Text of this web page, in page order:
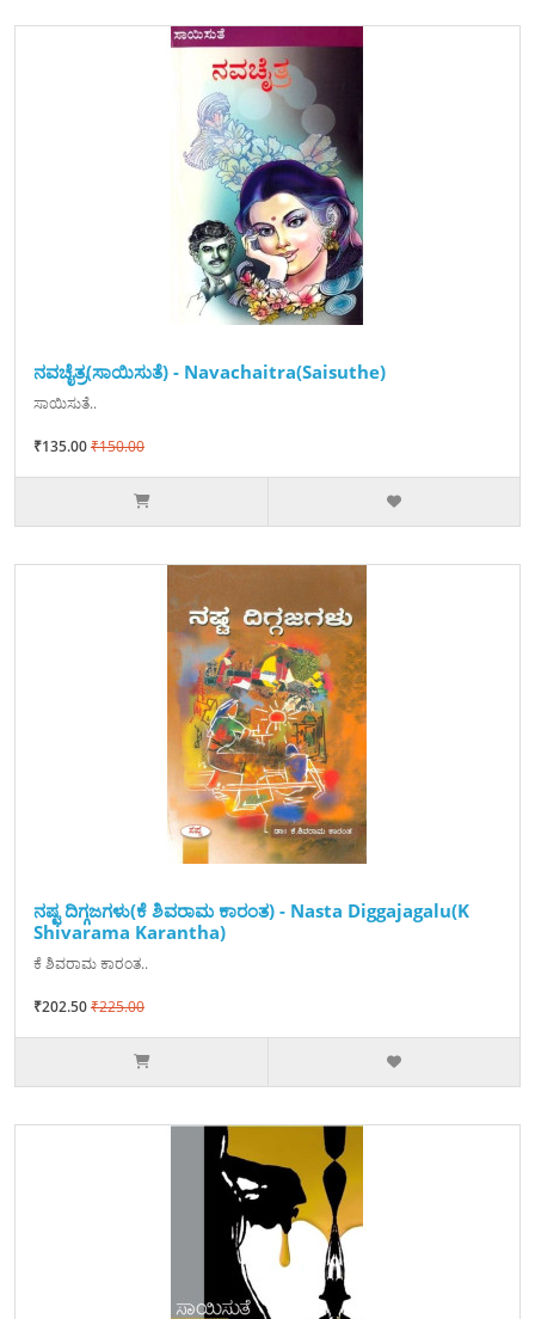
ನವಚೈತ್ರ(ಸಾಯಿಸುತೆ) - Navachaitra(Saisuthe)
ಸಾಯಿಸುತೆ..
₹135.00₹150.00
ನಷ್ಟ ದಿಗ್ಗಜಗಳು(ಕೆ ಶಿವರಾಮ ಕಾರಂತ) - Nasta Diggajagalu(K
Shivarama Karantha)
ಕೆ ಶಿವರಾಮ ಕಾರಂತ..
₹202.50₹225.00